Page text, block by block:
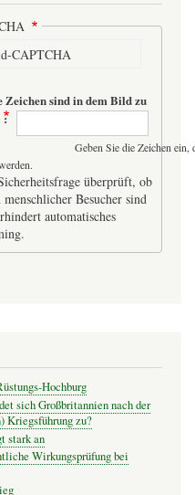
Zeichen sind in dem Bild zu
Geben Sie die Zeichen
überprüft, ob
menschlicher Besucher sind
automatisches
Hochburg
sich Großbritannien nach der
Kriegsführung zu?
stark an
Wirkungsprüfung bei